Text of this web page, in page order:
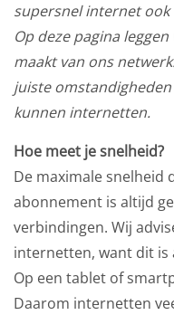
supersnel internet ook
Op deze pagina
maakt van ons
juiste
kunnen internetten.
Hoe meet je snelheid?
De maximale snelheid
abonnement is altijd
verbindingen. Wij
internetten, want dit is
Op een tablet of
Daarom internetten